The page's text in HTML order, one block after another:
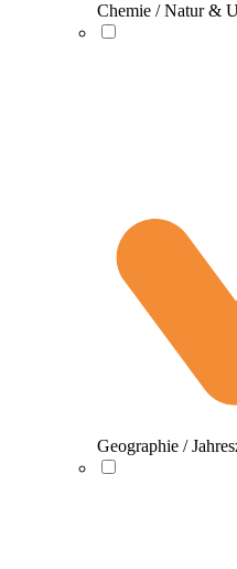
Chemie / Natur &
Geographie /